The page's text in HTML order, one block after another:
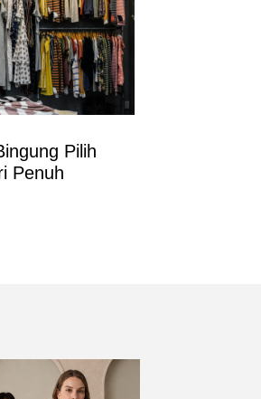
Pilih
Penuh